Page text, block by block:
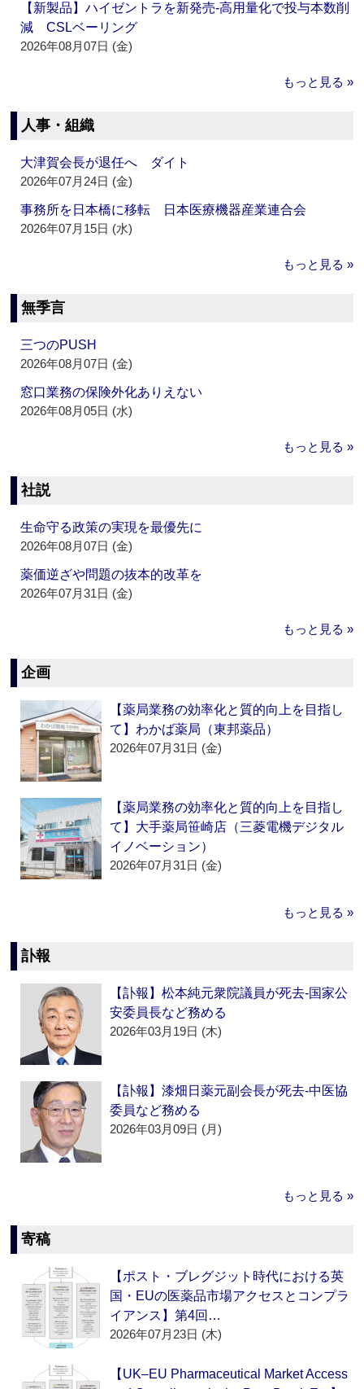
【新製品】ハイゼントラを新発売‐高用量化で投与本数削
減 CSLベーリング
2026年08月07日 (金)
もっと見る »
人事・組織
大津賀会長が退任へ ダイト
2026年07月24日 (金)
事務所を日本橋に移転 日本医療機器産業連合会
2026年07月15日 (水)
もっと見る »
無季言
三つのPUSH
2026年08月07日 (金)
窓口業務の保険外化ありえない
2026年08月05日 (水)
もっと見る »
社説
生命守る政策の実現を最優先に
2026年08月07日 (金)
薬価逆ざや問題の抜本的改革を
2026年07月31日 (金)
もっと見る »
企画
【薬局業務の効率化と質的向上を目指し
て】わかば薬局（東邦薬品）
2026年07月31日 (金)
【薬局業務の効率化と質的向上を目指し
て】大手薬局笹崎店（三菱電機デジタル
イノベーション）
2026年07月31日 (金)
もっと見る »
訃報
【訃報】松本純元衆院議員が死去‐国家公
安委員長など務める
2026年03月19日 (木)
【訃報】漆畑日薬元副会長が死去‐中医協
委員など務める
2026年03月09日 (月)
もっと見る »
寄稿
【ポスト・ブレグジット時代における英
国・EUの医薬品市場アクセスとコンプラ
イアンス】第4回…
2026年07月23日 (木)
【UK–EU Pharmaceutical Market Access